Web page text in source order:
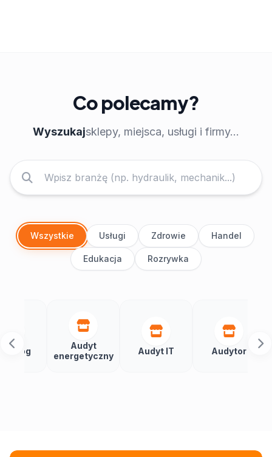
Co polecamy?
Wyszukajsklepy, miejsca, usługi i firmy...
Wszystkie Usługi Zdrowie Handel
Edukacja Rozrywka
energetyczny
Audyt IT Audytor